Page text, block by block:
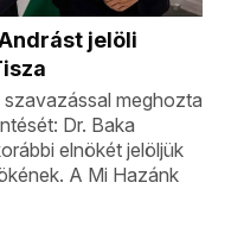
jelöli
meghozta
Dr. Baka
elnökét jelöljük
A Mi Hazánk